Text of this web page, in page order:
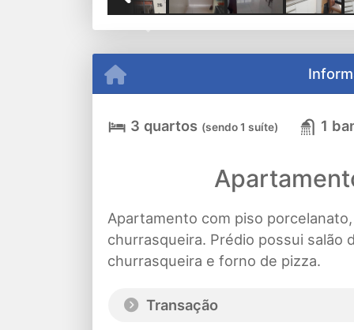
3 quartos (sendo 1 suíte) 1
Apartamento com piso
churrasqueira. Prédio possui salão
churrasqueira e forno de pizza.
Transação